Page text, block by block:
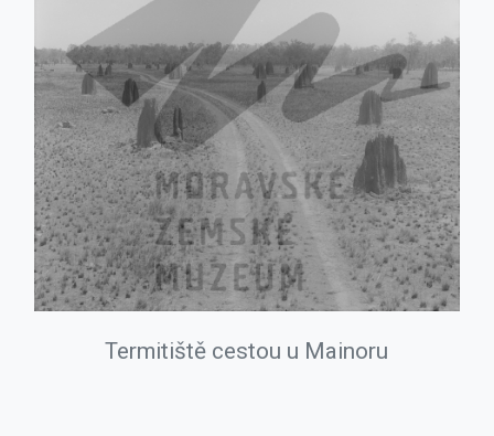
Termitiště cestou u Mainoru